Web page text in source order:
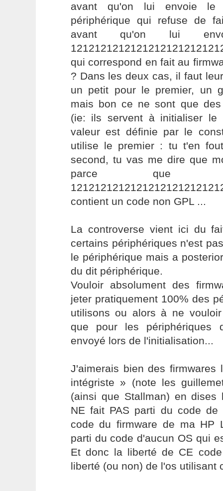
avant qu'on lui envoie
périphérique qui refuse de
avant qu'on lui
qui correspond en fait au
? Dans les deux cas, il faut
un petit pour le premier, un
mais bon ce ne sont que des
(ie: ils servent à initialiser le
valeur est définie par le
utilise le premier : tu t'en
second, tu vas me dire que
parce que
contient un code non GPL ...
La controverse vient ici du
certains périphériques n'est
le périphérique mais a
du dit périphérique.
Vouloir absolument des
jeter pratiquement 100% des
utilisons ou alors à ne
que pour les périphériques
envoyé lors de l'initialisation...
J'aimerais bien des firmwares
intégriste » (note les
(ainsi que Stallman) en dises
NE fait PAS parti du code
code du firmware de ma HP
parti du code d'aucun OS qui
Et donc la liberté de CE
liberté (ou non) de l'os utilisant